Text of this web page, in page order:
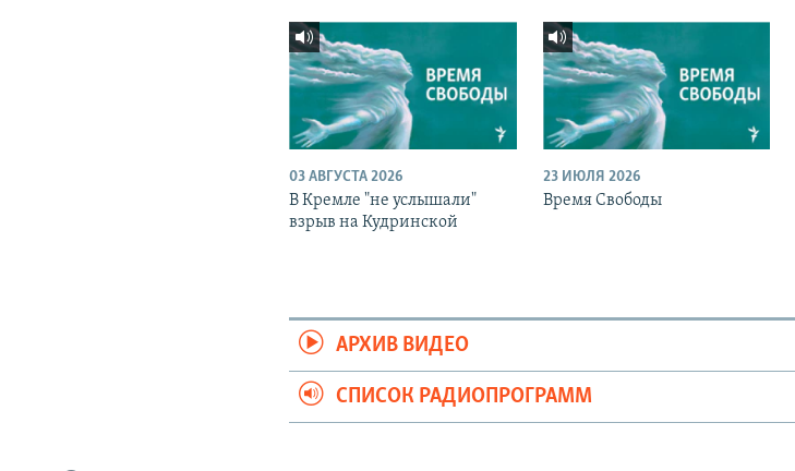
03 АВГУСТА 2026
В Кремле "не услышали"
взрыв на Кудринской
23 ИЮЛЯ 2026
Время Свободы
АРХИВ ВИДЕО
СПИСОК РАДИОПРОГРАММ